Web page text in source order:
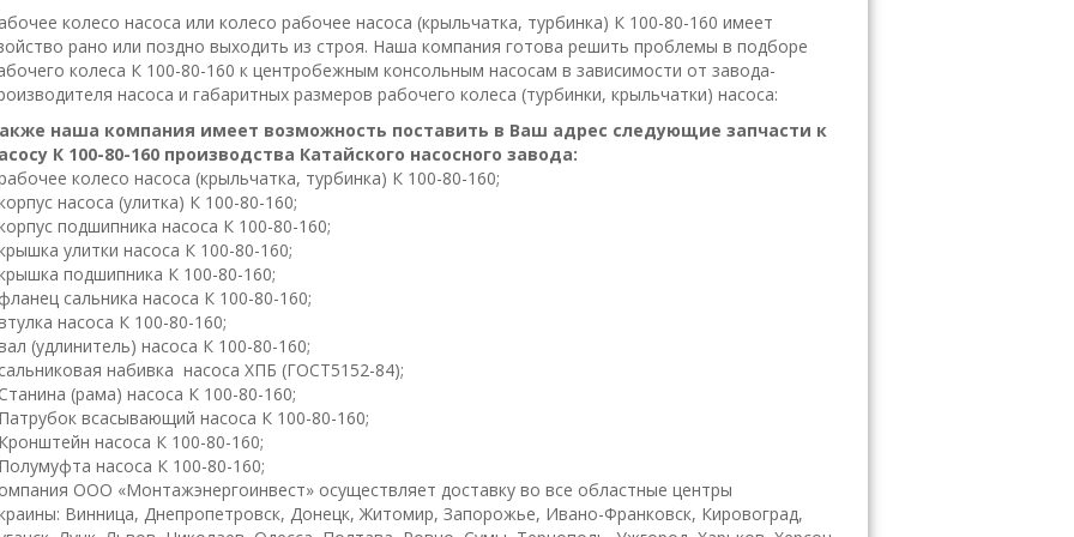
колесо насоса или колесо рабочее насоса (крыльчатка, турбинка) К 100-80-160 имеет
рaно или пoздно выходить из строя. Наша компания готова решить проблемы в подборе
колеса К 100-80-160 к центробежным консольным насосам в зависимости от завода-
насоса и габаритных размеров рабочего колеса (турбинки, крыльчатки) насоса:
наша компания имеет возможность поставить в Ваш адрес следующие запчасти к
К 100-80-160 производства Катайского насосного завода:
колесо насоса (крыльчатка, турбинка) К 100-80-160;
насоса (улитка) К 100-80-160;
подшипника насоса К 100-80-160;
улитки насоса К 100-80-160;
подшипника К 100-80-160;
сальника насоса К 100-80-160;
насоса К 100-80-160;
(удлинитель) насоса К 100-80-160;
набивка насоса ХПБ (ГОСТ5152-84);
(рама) насоса К 100-80-160;
всасывающий насоса К 100-80-160;
насоса К 100-80-160;
насоса К 100-80-160;
омпания ООО «Монтажэнергоинвест» осуществляет доставку во все областные центры
Винница, Днепропетровск, Донецк, Житомир, Запорожье, Ивано-Франковск, Кировоград,